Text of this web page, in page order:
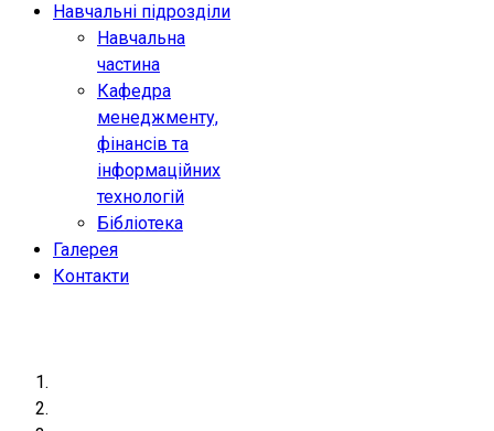
Навчальні підрозділи
Навчальна
частина
Кафедра
менеджменту,
фінансів та
інформаційних
технологій
Бібліотека
Галерея
Контакти